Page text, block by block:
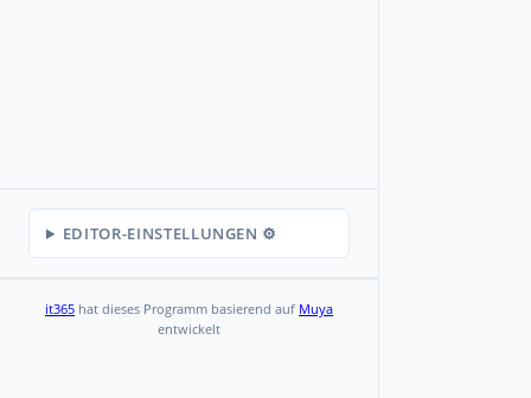
EDITOR-EINSTELLUNGEN ⚙️
it365 hat dieses Programm basierend auf Muya
entwickelt